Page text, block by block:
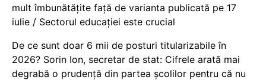
mult îmbunătățite față de varianta publicată pe 17
iulie / Sectorul educației este crucial
De ce sunt doar 6 mii de posturi titularizabile în
2026? Sorin Ion, secretar de stat: Cifrele arată mai
degrabă o prudență din partea școlilor pentru că nu